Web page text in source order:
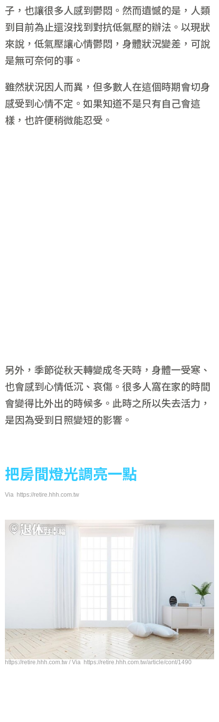
子，也讓很多人感到鬱悶。然而遺憾的是，人類
到目前為止還沒找到對抗低氣壓的辦法。以現狀
來說，低氣壓讓心情鬱悶，身體狀況變差，可說
是無可奈何的事。
雖然狀況因人而異，但多數人在這個時期會切身
感受到心情不定。如果知道不是只有自己會這
樣，也許便稍微能忍受。
另外，季節從秋天轉變成冬天時，身體一受寒、
也會感到心情低沉、哀傷。很多人窩在家的時間
會變得比外出的時候多。此時之所以失去活力，
是因為受到日照變短的影響。
把房間燈光調亮一點
Via https://retire.hhh.com.tw
https://retire.hhh.com.tw / Via https://retire.hhh.com.tw/article/cont/1490